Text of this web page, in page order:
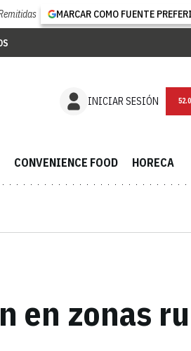
MARCAR COMO FUENTE
INICIAR SESIÓN
CONVENIENCE FOOD HORECA
en zonas